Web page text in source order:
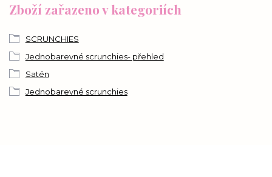
Zboží zařazeno v kategoriích
SCRUNCHIES
Jednobarevné scrunchies- přehled
Satén
Jednobarevné scrunchies